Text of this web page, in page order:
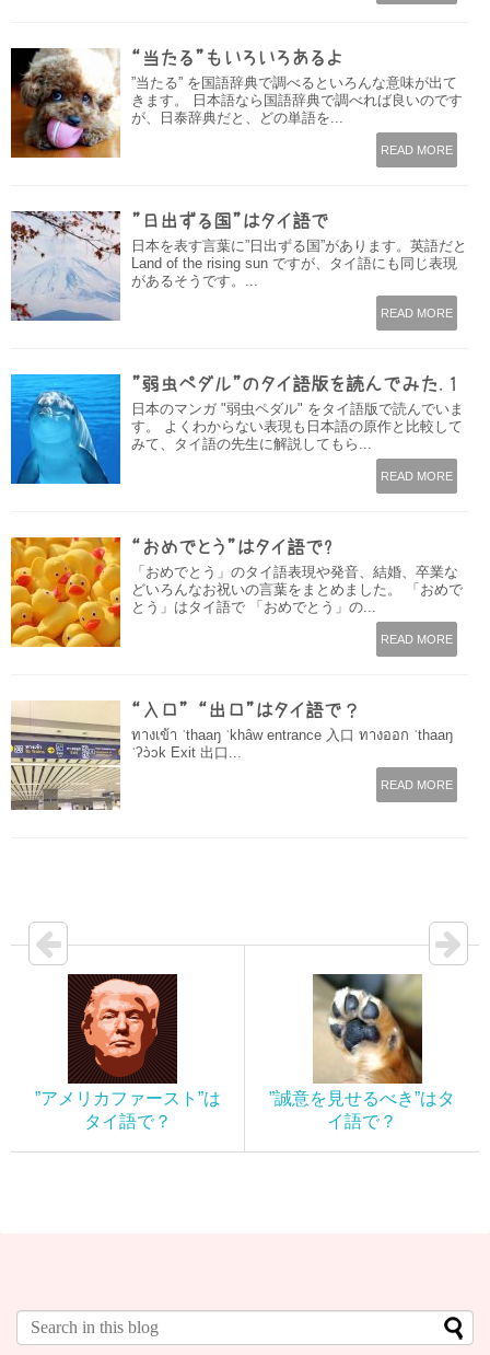
“当たる”もいろいろあるよ
”当たる” を国語辞典で調べるといろんな意味が出て
きます。 日本語なら国語辞典で調べれば良いのです
が、日泰辞典だと、どの単語を...
READ MORE
”日出ずる国”はタイ語で
日本を表す言葉に”日出ずる国”があります。英語だと
Land of the rising sun ですが、タイ語にも同じ表現
があるそうです。...
READ MORE
”弱虫ペダル”のタイ語版を読んでみた.1
日本のマンガ "弱虫ペダル" をタイ語版で読んでいま
す。 よくわからない表現も日本語の原作と比較して
みて、タイ語の先生に解説してもら...
READ MORE
“おめでとう”はタイ語で?
「おめでとう」のタイ語表現や発音、結婚、卒業な
どいろんなお祝いの言葉をまとめました。 「おめで
とう」はタイ語で 「おめでとう」の...
READ MORE
“入口” “出口”はタイ語で？
ทางเข้า ˈthaaŋ ˈkhâw entrance 入口 ทางออก ˈthaaŋ
ˈʔɔ̀ɔk Exit 出口...
READ MORE
”アメリカファースト”は
タイ語で？
”誠意を見せるべき”はタ
イ語で？